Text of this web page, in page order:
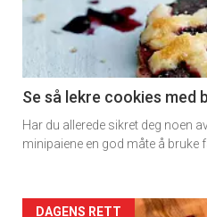
-
section
11
Dagens
Se så lekre cookies med
Har du allerede sikret deg noen
minipaiene en god måte å bruke
DAGENS RETT